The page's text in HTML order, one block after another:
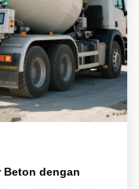
Beton dengan